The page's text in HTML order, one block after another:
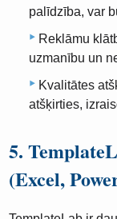
palīdzība, var
Reklāmu
uzmanību un
Kvalitātes
atšķirties,
5.
(Excel,